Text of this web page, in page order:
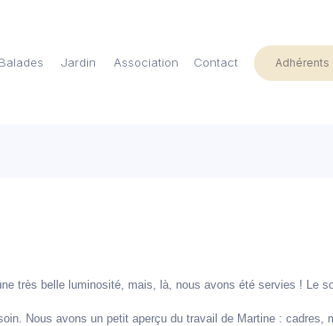
Balades Jardin Association Adhérents
Contact
très belle luminosité, mais, là, nous avons été servies ! Le
Nous avons un petit aperçu du travail de Martine : cadres,